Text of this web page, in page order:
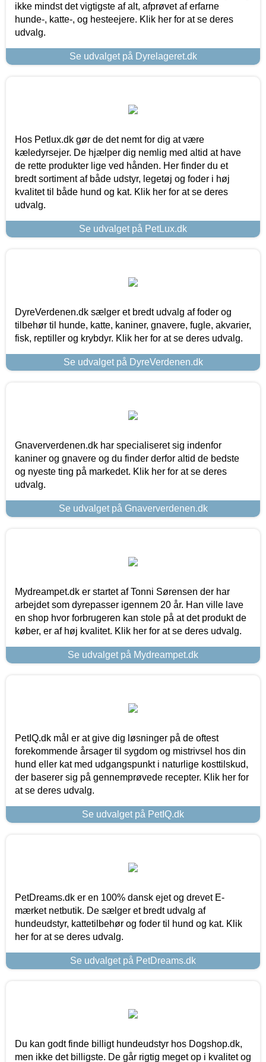
ikke mindst det vigtigste af alt, afprøvet af erfarne
hunde-, katte-, og hesteejere. Klik her for at se deres
udvalg.
Se udvalget på Dyrelageret.dk
Hos Petlux.dk gør de det nemt for dig at være
kæledyrsejer. De hjælper dig nemlig med altid at have
de rette produkter lige ved hånden. Her finder du et
bredt sortiment af både udstyr, legetøj og foder i høj
kvalitet til både hund og kat. Klik her for at se deres
udvalg.
Se udvalget på PetLux.dk
DyreVerdenen.dk sælger et bredt udvalg af foder og
tilbehør til hunde, katte, kaniner, gnavere, fugle, akvarier,
fisk, reptiller og krybdyr. Klik her for at se deres udvalg.
Se udvalget på DyreVerdenen.dk
Gnaververdenen.dk har specialiseret sig indenfor
kaniner og gnavere og du finder derfor altid de bedste
og nyeste ting på markedet. Klik her for at se deres
udvalg.
Se udvalget på Gnaververdenen.dk
Mydreampet.dk er startet af Tonni Sørensen der har
arbejdet som dyrepasser igennem 20 år. Han ville lave
en shop hvor forbrugeren kan stole på at det produkt de
køber, er af høj kvalitet. Klik her for at se deres udvalg.
Se udvalget på Mydreampet.dk
PetIQ.dk mål er at give dig løsninger på de oftest
forekommende årsager til sygdom og mistrivsel hos din
hund eller kat med udgangspunkt i naturlige kosttilskud,
der baserer sig på gennemprøvede recepter. Klik her for
at se deres udvalg.
Se udvalget på PetIQ.dk
PetDreams.dk er en 100% dansk ejet og drevet E-
mærket netbutik. De sælger et bredt udvalg af
hundeudstyr, kattetilbehør og foder til hund og kat. Klik
her for at se deres udvalg.
Se udvalget på PetDreams.dk
Du kan godt finde billigt hundeudstyr hos Dogshop.dk,
men ikke det billigste. De går rigtig meget op i kvalitet og